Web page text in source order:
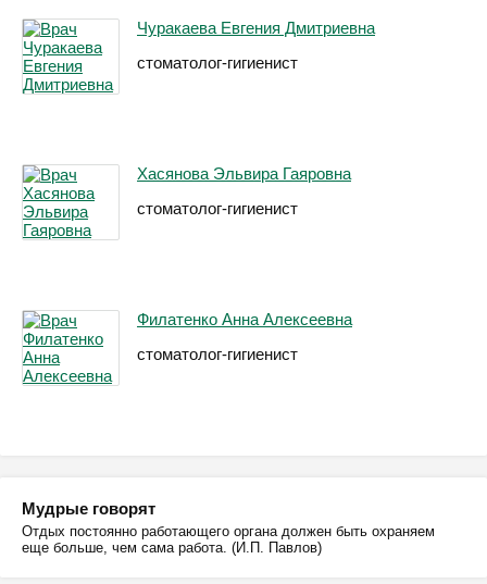
Чуракаева Евгения Дмитриевна
стоматолог-гигиенист
Хасянова Эльвира Гаяровна
стоматолог-гигиенист
Филатенко Анна Алексеевна
стоматолог-гигиенист
Мудрые говорят
Отдых постоянно работающего органа должен быть охраняем
еще больше, чем сама работа. (И.П. Павлов)